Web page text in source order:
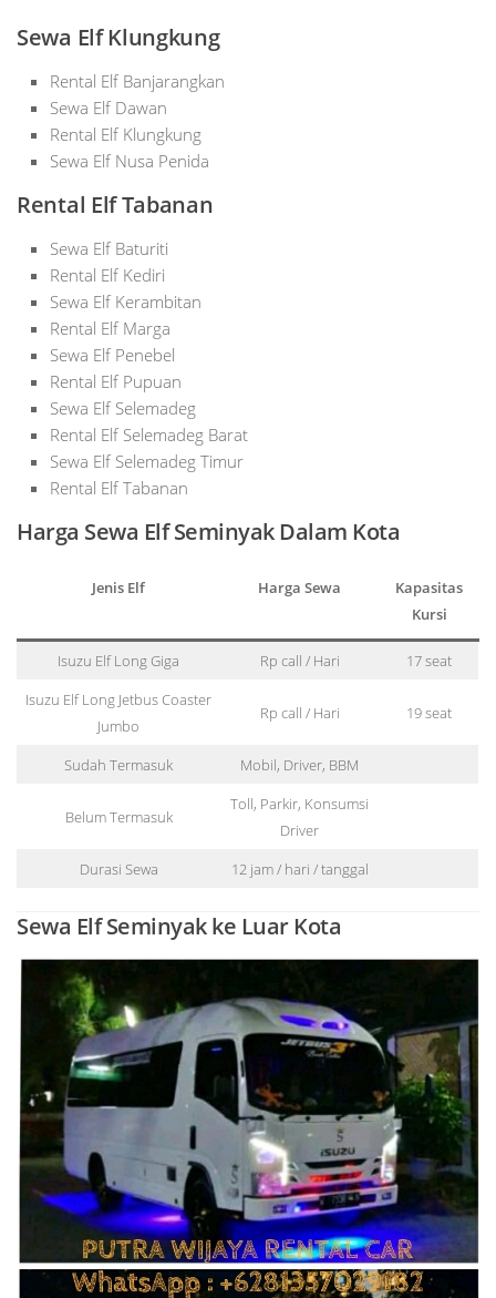
Sewa Elf Klungkung
Rental Elf Banjarangkan
Sewa Elf Dawan
Rental Elf Klungkung
Sewa Elf Nusa Penida
Rental Elf Tabanan
Sewa Elf Baturiti
Rental Elf Kediri
Sewa Elf Kerambitan
Rental Elf Marga
Sewa Elf Penebel
Rental Elf Pupuan
Sewa Elf Selemadeg
Rental Elf Selemadeg Barat
Sewa Elf Selemadeg Timur
Rental Elf Tabanan
Harga Sewa ElfSeminyak Dalam Kota
Jenis Elf Harga Sewa
Kapasitas
Kursi
Isuzu Elf Long Giga Rp call / Hari
17 seat
Isuzu Elf Long Jetbus Coaster
Jumbo
Rp call / Hari 19 seat
Sudah Termasuk Mobil, Driver, BBM
Belum Termasuk
Toll, Parkir, Konsumsi
Driver
Durasi Sewa
12 jam / hari / tanggal
Sewa ElfSeminyakke Luar Kota